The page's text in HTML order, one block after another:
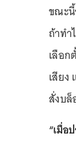
ขณะนี้
ถ้าทำ
เลือ
เสียง
สั่งบล็
“เมื่อ